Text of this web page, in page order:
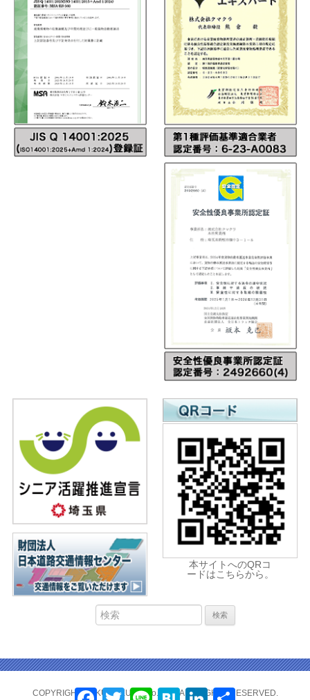
本サイトへのQRコ
ードはこちらから。
COPYRIGHT(C) KUMAKURA.Co.,LTD. ALL RIGHTS RESERVED.
FacebookTwitterLine HatenaLinkedIn
共